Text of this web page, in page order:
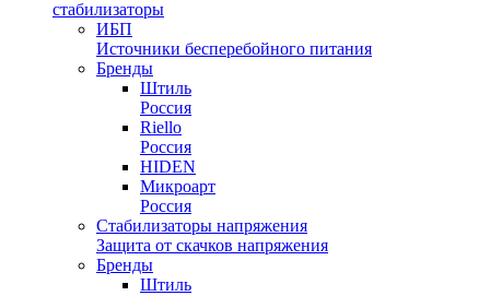
стабилизаторы
ИБП
Источники бесперебойного питания
Бренды
Штиль
Россия
Riello
Россия
HIDEN
Микроарт
Россия
Стабилизаторы напряжения
Защита от скачков напряжения
Бренды
Штиль